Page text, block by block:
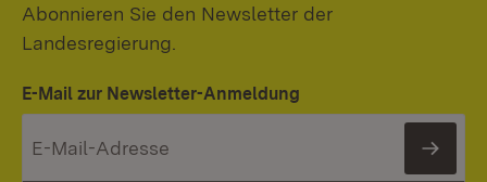
Abonnieren Sie den Newsletter der
Landesregierung.
E-Mail zur Newsletter-Anmeldung